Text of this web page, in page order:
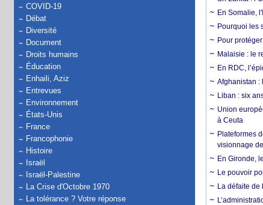
COVID-19
Débat
Diversité
Document
Droits humains
Éducation
Enhaili, Aziz
Entrevues
Environnement
États-Unis
France
Francophonie
Histoire
Israël
Israël-Palestine
La Crise d'Octobre 1970
La tolérance ? Votre réponse
En Somalie,
Pourquoi les
Pour
Malaisie : le
En RDC,
Afghanistan :
Liban : six
Union
à Ceuta
Plateformes
visionnage
En Gironde,
Le pouvoir
La défaite